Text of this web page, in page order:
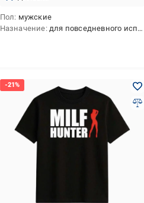
Пол мужские
Назначение для повседневного использования